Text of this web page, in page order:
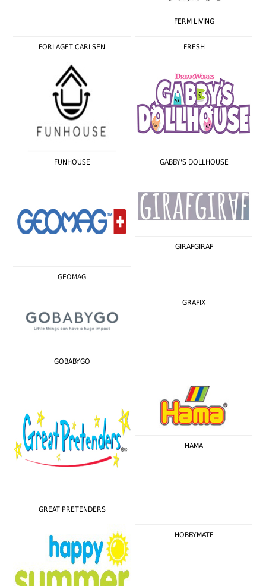
FERM LIVING
FORLAGET CARLSEN FRESH
FUNHOUSE GABBY'S DOLLHOUSE
GEOMAG
GIRAFGIRAF
GOBABYGO
GRAFIX
GREAT PRETENDERS
HAMA
HOBBYMATE